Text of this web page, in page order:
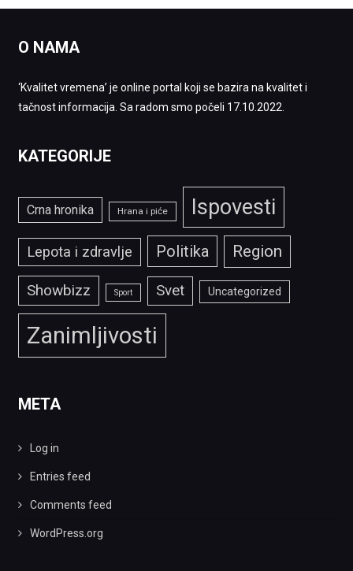
O NAMA
‘Kvalitet vremena’ je online portal koji se bazira na kvalitet i
tačnost informacija. Sa radom smo počeli 17.10.2022.
KATEGORIJE
Crna hronika Hrana i piće Ispovesti
Lepota i zdravlje Politika Region
Showbizz Sport Svet Uncategorized
Zanimljivosti
META
Log in
Entries feed
Comments feed
WordPress.org